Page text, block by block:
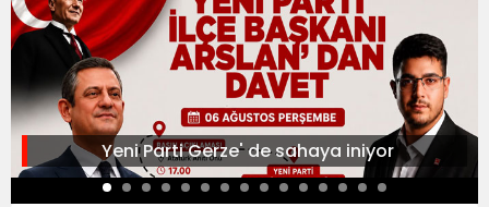
Yeni Parti Gerze' de sahaya iniyor